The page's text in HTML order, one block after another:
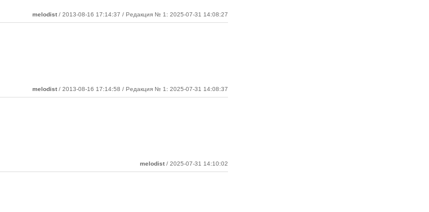
melodist / 2013-08-16 17:14:37 / Редакция № 1: 2025-07-31 14:08:27
melodist / 2013-08-16 17:14:58 / Редакция № 1: 2025-07-31 14:08:37
melodist / 2025-07-31 14:10:02